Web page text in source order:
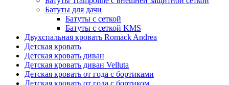
Батуты для дачи
Батуты с сеткой
Батуты с сеткой KMS
Двухспальная кровать Romack Andrea
Детская кровать
Детская кровать диван
Детская кровать диван Velluta
Детская кровать от года с бортиками